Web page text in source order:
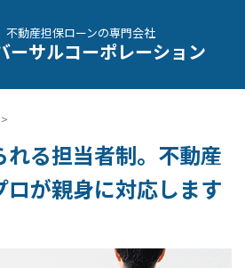
不動産担保ローンの専門会社
ーサルコーポレーション
>
れる担当者制。不動産
が親身に対応します